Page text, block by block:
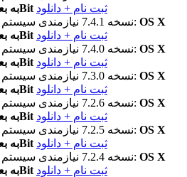
10.11 به بعد و پردازنده 64Bit ثبت نام + دانلود
نسخه 7.4.1نیازمندی سیستم: OS X
10.11 به بعد و پردازنده 64Bit ثبت نام + دانلود
نسخه 7.4.0نیازمندی سیستم: OS X
10.11 به بعد و پردازنده 64Bit ثبت نام + دانلود
نسخه 7.3.0نیازمندی سیستم: OS X
10.11 به بعد و پردازنده 64Bit ثبت نام + دانلود
نسخه 7.2.6نیازمندی سیستم: OS X
10.11 به بعد و پردازنده 64Bit ثبت نام + دانلود
نسخه 7.2.5نیازمندی سیستم: OS X
10.11 به بعد و پردازنده 64Bit ثبت نام + دانلود
نسخه 7.2.4نیازمندی سیستم: OS X
10.11 به بعد و پردازنده 64Bit ثبت نام + دانلود